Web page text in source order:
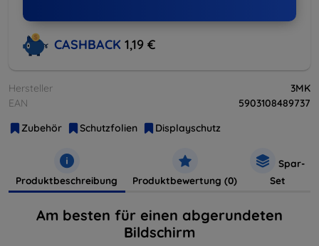
CASHBACK 1,19 €
Hersteller
3MK
EAN
5903108489737
Zubehör
Schutzfolien Displayschutz
Produktbeschreibung Produktbewertung (0)
Spar-
Set
Am besten für einen abgerundeten
Bildschirm